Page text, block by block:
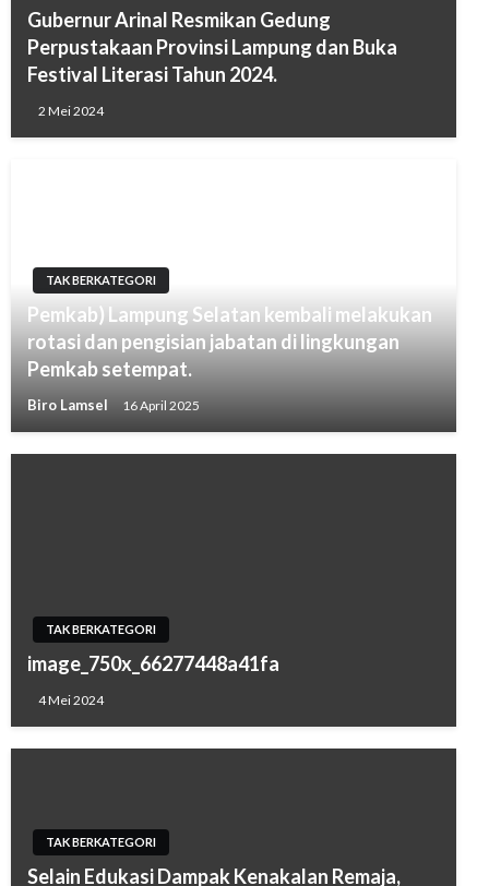
Gubernur Arinal Resmikan Gedung
Perpustakaan Provinsi Lampung dan Buka
Festival Literasi Tahun 2024.
2 Mei 2024
TAK BERKATEGORI
Pemkab) Lampung Selatan kembali melakukan
rotasi dan pengisian jabatan di lingkungan
Pemkab setempat.
Biro Lamsel 16 April 2025
TAK BERKATEGORI
image_750x_66277448a41fa
4 Mei 2024
TAK BERKATEGORI
Selain Edukasi Dampak Kenakalan Remaja,